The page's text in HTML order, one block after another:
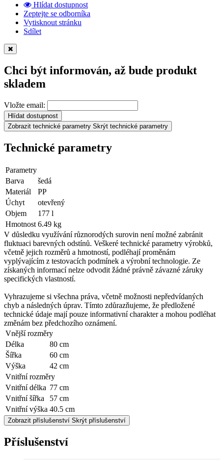
Hlídat dostupnost
Zeptejte se odborníka
Vytisknout stránku
Sdílet
Chci být informován, až bude produkt
skladem
Vložte email:
Hlídat dostupnost
Zobrazit technické parametry Skrýt technické parametry
Technické parametry
Parametry
Barva
šedá
Materiál
PP
Úchyt
otevřený
Objem
177 l
Hmotnost 6.49 kg
V důsledku využívání různorodých surovin není možné zabránit
fluktuaci barevných odstínů. Veškeré technické parametry výrobků,
včetně jejich rozměrů a hmotností, podléhají proměnám
vyplývajícím z testovacích podmínek a výrobní technologie. Ze
získaných informací nelze odvodit žádné právně závazné záruky
specifických vlastností.
Vyhrazujeme si všechna práva, včetně možnosti nepředvídaných
chyb a následných úprav. Tímto zdůrazňujeme, že předložené
technické údaje mají pouze informativní charakter a mohou podléhat
změnám bez předchozího oznámení.
Vnější rozměry
Délka
80 cm
Šířka
60 cm
Výška
42 cm
Vnitřní rozměry
Vnitřní délka 77 cm
Vnitřní šířka
57 cm
Vnitřní výška 40.5 cm
Zobrazit příslušenství Skrýt příslušenství
Příslušenství